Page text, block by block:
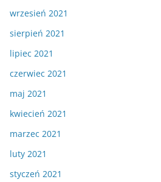
wrzesień 2021
sierpień 2021
lipiec 2021
czerwiec 2021
maj 2021
kwiecień 2021
marzec 2021
luty 2021
styczeń 2021